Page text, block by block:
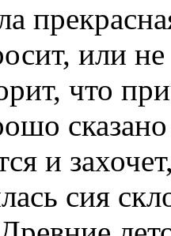
или
что
и
сия